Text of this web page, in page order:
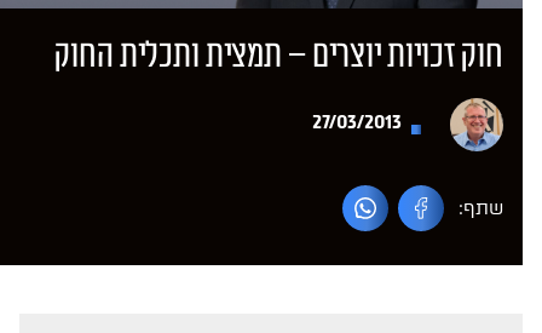
חוק זכויות יוצרים – תמצית ותכלית החוק
27/03/2013
שתף: